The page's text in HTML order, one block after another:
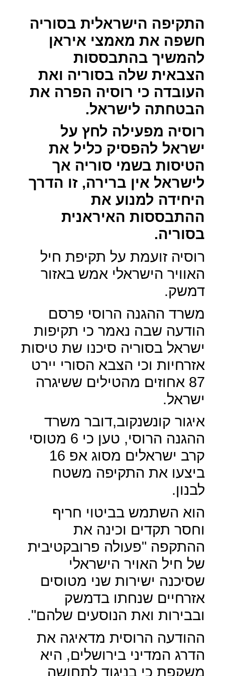
התקיפה הישראלית בסוריה
חשפה את מאמצי איראן
להמשיך בהתבססות
הצבאית שלה בסוריה ואת
העובדה כי רוסיה הפרה את
הבטחתה לישראל.
רוסיה מפעילה לחץ על
ישראל להפסיק כליל את
הטיסות בשמי סוריה אך
לישראל אין ברירה, זו הדרך
היחידה למנוע את
ההתבססות האיראנית
בסוריה.
רוסיה זועמת על תקיפת חיל
האוויר הישראלי אמש באזור
דמשק.
משרד ההגנה הרוסי פרסם
הודעה שבה נאמר כי תקיפות
ישראל בסוריה סיכנו שת טיסות
אזרחיות וכי הצבא הסורי יירט
87 אחוזים מהטילים ששיגרה
ישראל.
איגור קונשנקוב,דובר משרד
ההגנה הרוסי, טען כי 6 מטוסי
קרב ישראלים מסוג אפ 16
ביצעו את התקיפה משטח
לבנון.
הוא השתמש בביטוי חריף
וחסר תקדים וכינה את
ההתקפה "פעולה פרובקטיבית
של חיל האויר הישראלי
שסיכנה ישירות שני מטוסים
אזרחיים שנחתו בדמשק
ובבירות ואת הנוסעים שלהם".
ההודעה הרוסית מדאיגה את
הדרג המדיני בירושלים, היא
משקפת כי בניגוד לתחושה